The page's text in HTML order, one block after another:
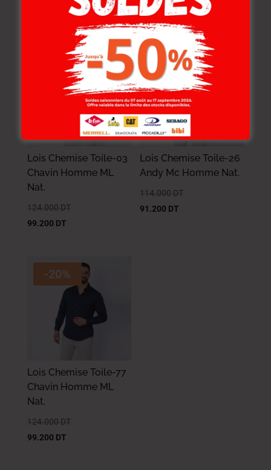
91.200DT
-20%
Lois Chemise Toile-03
Chavin Homme ML
Nat.
124.000 DT
99.200 DT
-20%
Lois Chemise Toile-26
Andy Mc Homme Nat.
114.000 DT
91.200 DT
-20%
Lois Chemise Toile-77
Chavin Homme ML
Nat.
124.000 DT
99.200 DT